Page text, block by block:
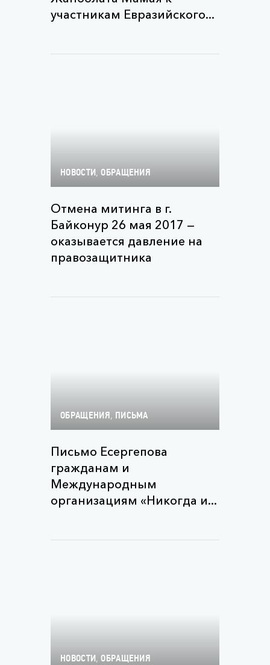
участникам Евразийского...
НОВОСТИ,ОБРАЩЕНИЯ
Отмена митинга в г.
Байконур 26 мая 2017 —
оказывается давление на
правозащитника
ОБРАЩЕНИЯ , ПИСЬМА
Письмо Есергепова
гражданам и
Международным
организациям «Никогда и...
НОВОСТИ,ОБРАЩЕНИЯ